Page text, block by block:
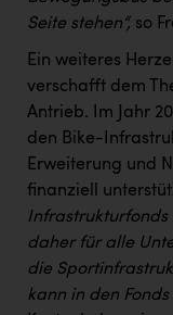
Seite stehen“, so
Ein weiteres
verschafft dem
Antrieb. Im Jahr
den Bike-
Erweiterung und
finanziell
daher für alle
die
kann in den